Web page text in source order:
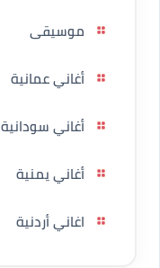
موسيقى
أغاني عمانية
أغاني سودانية
أغاني يمنية
اغاني أردنية